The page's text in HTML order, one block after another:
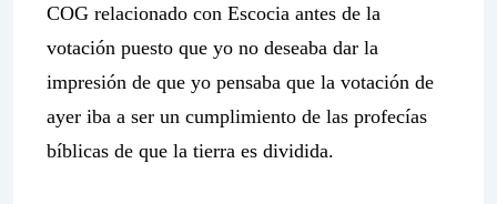
COG relacionado con Escocia antes de la
votación puesto que yo no deseaba dar la
impresión de que yo pensaba que la votación de
ayer iba a ser un cumplimiento de las profecías
bíblicas de que la tierra es dividida.